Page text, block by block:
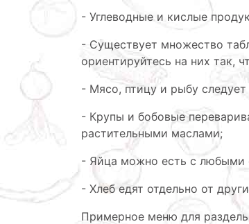
- Углеводные и кислые
- Существует множество
ориентируйтесь на них так,
- Мясо, птицу и рыбу
- Крупы и бобовые
растительными маслами;
- Яйца можно есть с
- Хлеб едят отдельно от
Примерное меню для